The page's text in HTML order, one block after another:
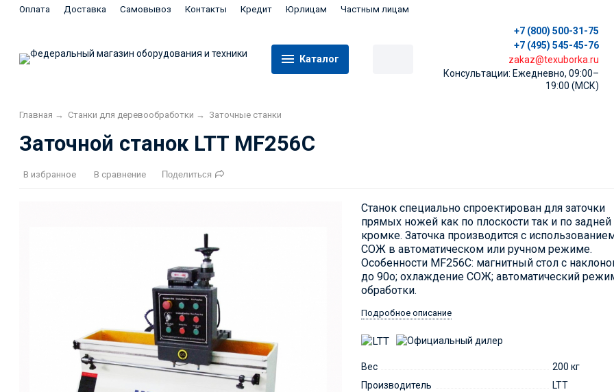
Оплата Доставка Самовывоз Контакты Кредит Юрлицам Частным лицам
Каталог
+7 (800) 500-31-75
+7 (495) 545-45-76
zakaz@texuborka.ru
Консультации: Ежедневно, 09:00–
19:00 (МСК)
Главная → Станки для деревообработки → Заточные станки
Заточной станок LTT MF256С
В избранное В сравнение Поделиться
Станок специально спроектирован для заточки
прямых ножей как по плоскости так и по задней
кромке. Заточка производится с
СОЖ в автоматическом или ручном режиме.
Особенности MF256С: магнитный стол с
до 90о; охлаждение СОЖ; автоматический
обработки.
Подробное описание
Вес
200 кг
Производитель
LTT